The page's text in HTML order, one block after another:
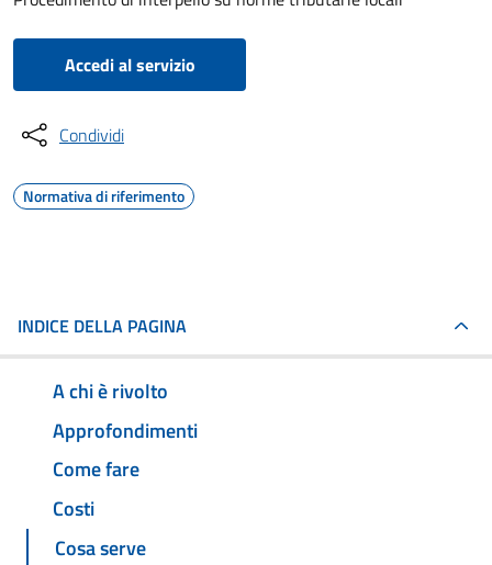
Accedi al servizio
Condividi
Normativa di riferimento
INDICE DELLA PAGINA
A chi è rivolto
Approfondimenti
Come fare
Costi
Cosa serve